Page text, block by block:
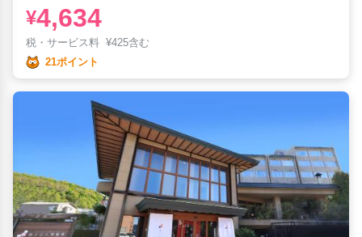
¥4,634
税・サービス料 ¥425含む
21ポイント